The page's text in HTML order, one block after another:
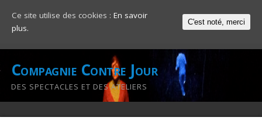
Compagnie Contre Jour
DES SPECTACLES ET DES ATELIERS
Ce site utilise des cookies : En savoir
plus.
C'est noté, merci